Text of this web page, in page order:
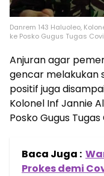
Danrem 143 Haluoleo,
ke Posko Gugus Tugas
Anjuran agar
gencar melakukan
positif juga
Kolonel Inf Jannie
Posko Gugus Tugas
Baca Juga :
Prokes demi